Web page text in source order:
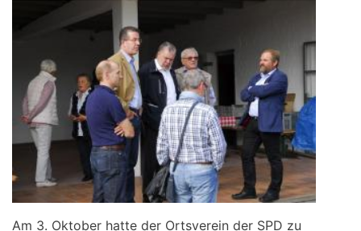
Spitze
des
Ortsvereins
Klingen-
münster
Am 3. Oktober hatte der Ortsverein der SPD zu